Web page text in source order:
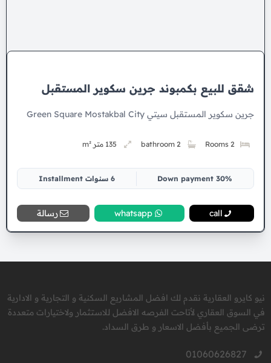
شقق للبيع بكمبوند جرين سكوير المستقبل
جرين سكوير المستقبل سيتي Green Square Mostakbal City
2 Rooms
2 bathroom 135 متر m²
30% Down payment 6 سنوات Installment
call
whatsapp رسالة
نيو كايرو العقارية نقدم لك افضل المشاريع السكنية و التجارية و الادارية
في السوق العقاري لأتاحت الفرصه الافضل للاستثمار ولاختيارات متعددة
ترضى الجميع بأفضل الاسعار و طرق السداد.
01060626827